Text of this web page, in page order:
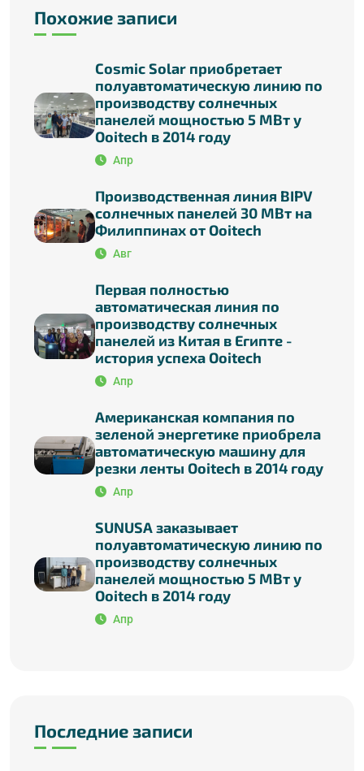
Похожие записи
Cosmic Solar приобретает
полуавтоматическую линию по
производству солнечных
панелей мощностью 5 МВт у
Ooitech в 2014 году
Апр
Производственная линия BIPV
солнечных панелей 30 МВт на
Филиппинах от Ooitech
Авг
Первая полностью
автоматическая линия по
производству солнечных
панелей из Китая в Египте -
история успеха Ooitech
Апр
Американская компания по
зеленой энергетике приобрела
автоматическую машину для
резки ленты Ooitech в 2014 году
Апр
SUNUSA заказывает
полуавтоматическую линию по
производству солнечных
панелей мощностью 5 МВт у
Ooitech в 2014 году
Апр
Последние записи